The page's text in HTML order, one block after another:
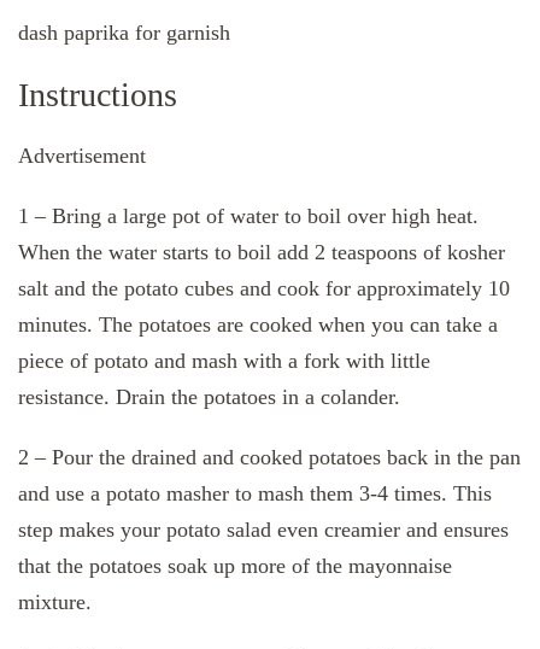
dash paprika for garnish
Instructions
Advertisement
1 – Bring a large pot of water to boil over high heat.
When the water starts to boil add 2 teaspoons of kosher
salt and the potato cubes and cook for approximately 10
minutes. The potatoes are cooked when you can take a
piece of potato and mash with a fork with little
resistance. Drain the potatoes in a colander.
2 – Pour the drained and cooked potatoes back in the pan
and use a potato masher to mash them 3-4 times. This
step makes your potato salad even creamier and ensures
that the potatoes soak up more of the mayonnaise
mixture.